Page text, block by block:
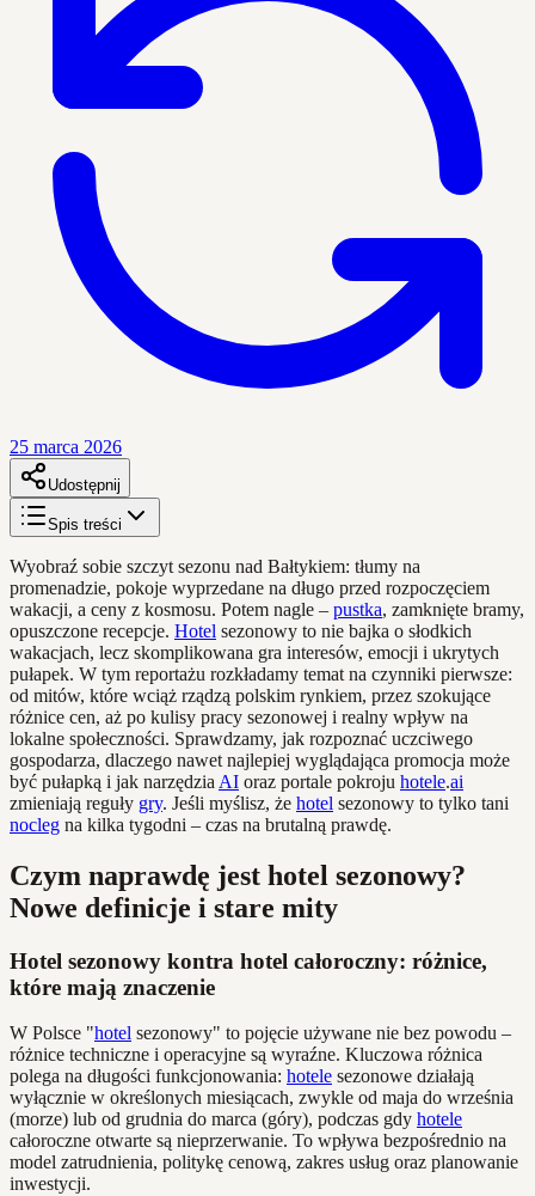
25 marca 2026
Udostępnij
Spis treści
Wyobraź sobie szczyt sezonu nad Bałtykiem: tłumy na
promenadzie, pokoje wyprzedane na długo przed rozpoczęciem
wakacji, a ceny z kosmosu. Potem nagle – pustka, zamknięte bramy,
opuszczone recepcje. Hotel sezonowy to nie bajka o słodkich
wakacjach, lecz skomplikowana gra interesów, emocji i ukrytych
pułapek. W tym reportażu rozkładamy temat na czynniki pierwsze:
od mitów, które wciąż rządzą polskim rynkiem, przez szokujące
różnice cen, aż po kulisy pracy sezonowej i realny wpływ na
lokalne społeczności. Sprawdzamy, jak rozpoznać uczciwego
gospodarza, dlaczego nawet najlepiej wyglądająca promocja może
być pułapką i jak narzędzia AI oraz portale pokroju hotele.ai
zmieniają reguły gry. Jeśli myślisz, że hotel sezonowy to tylko tani
nocleg na kilka tygodni – czas na brutalną prawdę.
Czym naprawdę jest hotel sezonowy?
Nowe definicje i stare mity
Hotel sezonowy kontra hotel całoroczny: różnice,
które mają znaczenie
W Polsce "hotel sezonowy" to pojęcie używane nie bez powodu –
różnice techniczne i operacyjne są wyraźne. Kluczowa różnica
polega na długości funkcjonowania: hotele sezonowe działają
wyłącznie w określonych miesiącach, zwykle od maja do września
(morze) lub od grudnia do marca (góry), podczas gdy hotele
całoroczne otwarte są nieprzerwanie. To wpływa bezpośrednio na
model zatrudnienia, politykę cenową, zakres usług oraz planowanie
inwestycji.